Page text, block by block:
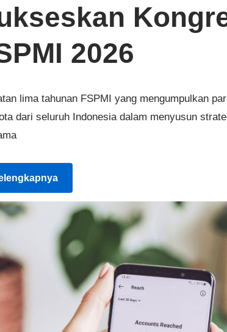
2026
lima tahunan FSPMI yang mengumpulkan
dari seluruh Indonesia dalam menyusun